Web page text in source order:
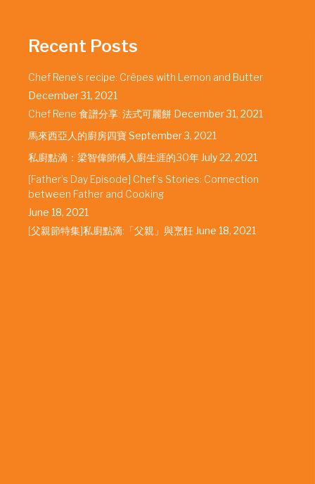
Recent Posts
Chef Rene’s recipe: Crêpes with Lemon and Butter
December 31, 2021
Chef Rene 食譜分享: 法式可麗餅 December 31, 2021
馬來西亞人的廚房四寶September 3, 2021
私廚點滴：梁智偉師傅入廚生涯的30年 July 22, 2021
[Father’s Day Episode] Chef’s Stories: Connection
between Father and Cooking
June 18, 2021
[父親節特集]私廚點滴:「父親」與烹飪 June 18, 2021